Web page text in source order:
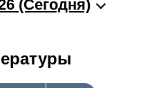
(Cегодня)